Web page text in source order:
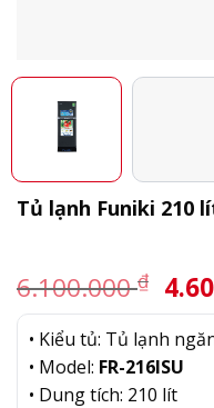
Tủ lạnh Funiki 210
6.100.000₫ Giá
gốc
là:
• Kiểu tủ: Tủ lạnh
• Model: FR-216ISU
• Dung tích: 210 lít